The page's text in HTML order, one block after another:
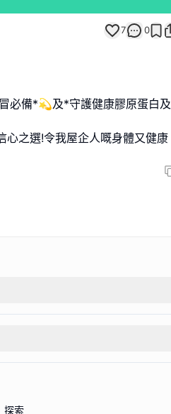
7 0
必備*💫及*守護健康膠原蛋白及
心之選!令我屋企人嘅身體又健康
探索